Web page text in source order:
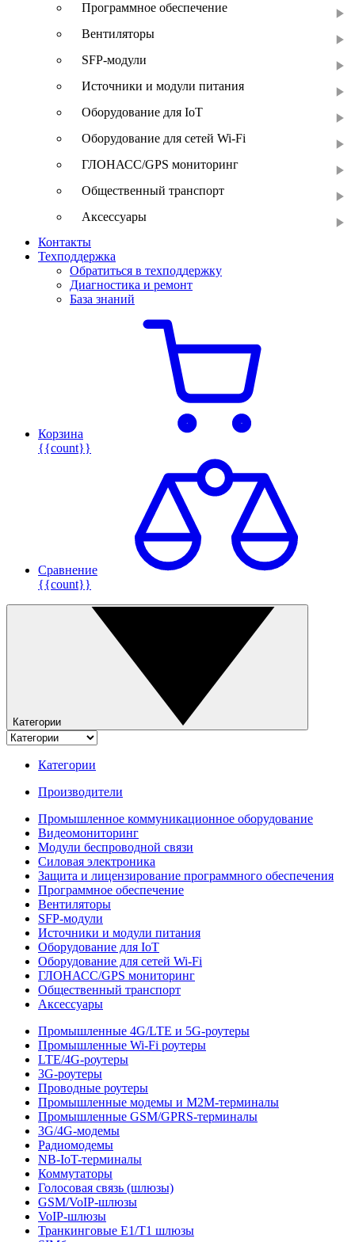
Программное обеспечение
Вентиляторы
SFP-модули
Источники и модули питания
Оборудование для IoT
Оборудование для сетей Wi-Fi
ГЛОНАСС/GPS мониторинг
Общественный транспорт
Аксессуары
Контакты
Техподдержка
Обратиться в техподдержку
Диагностика и ремонт
База знаний
Корзина
{{count}}
Сравнение
{{count}}
Категории
Категории
Производители
Промышленное коммуникационное оборудование
Видеомониторинг
Модули беспроводной связи
Силовая электроника
Защита и лицензирование программного обеспечения
Программное обеспечение
Вентиляторы
SFP-модули
Источники и модули питания
Оборудование для IoT
Оборудование для сетей Wi-Fi
ГЛОНАСС/GPS мониторинг
Общественный транспорт
Аксессуары
Промышленные 4G/LTE и 5G-роутеры
Промышленные Wi-Fi роутеры
LTE/4G-роутеры
3G-роутеры
Проводные роутеры
Промышленные модемы и M2M-терминалы
Промышленные GSM/GPRS-терминалы
3G/4G-модемы
Радиомодемы
NB-IoT-терминалы
Коммутаторы
Голосовая связь (шлюзы)
GSM/VoIP-шлюзы
VoIP-шлюзы
Транкинговые E1/T1 шлюзы